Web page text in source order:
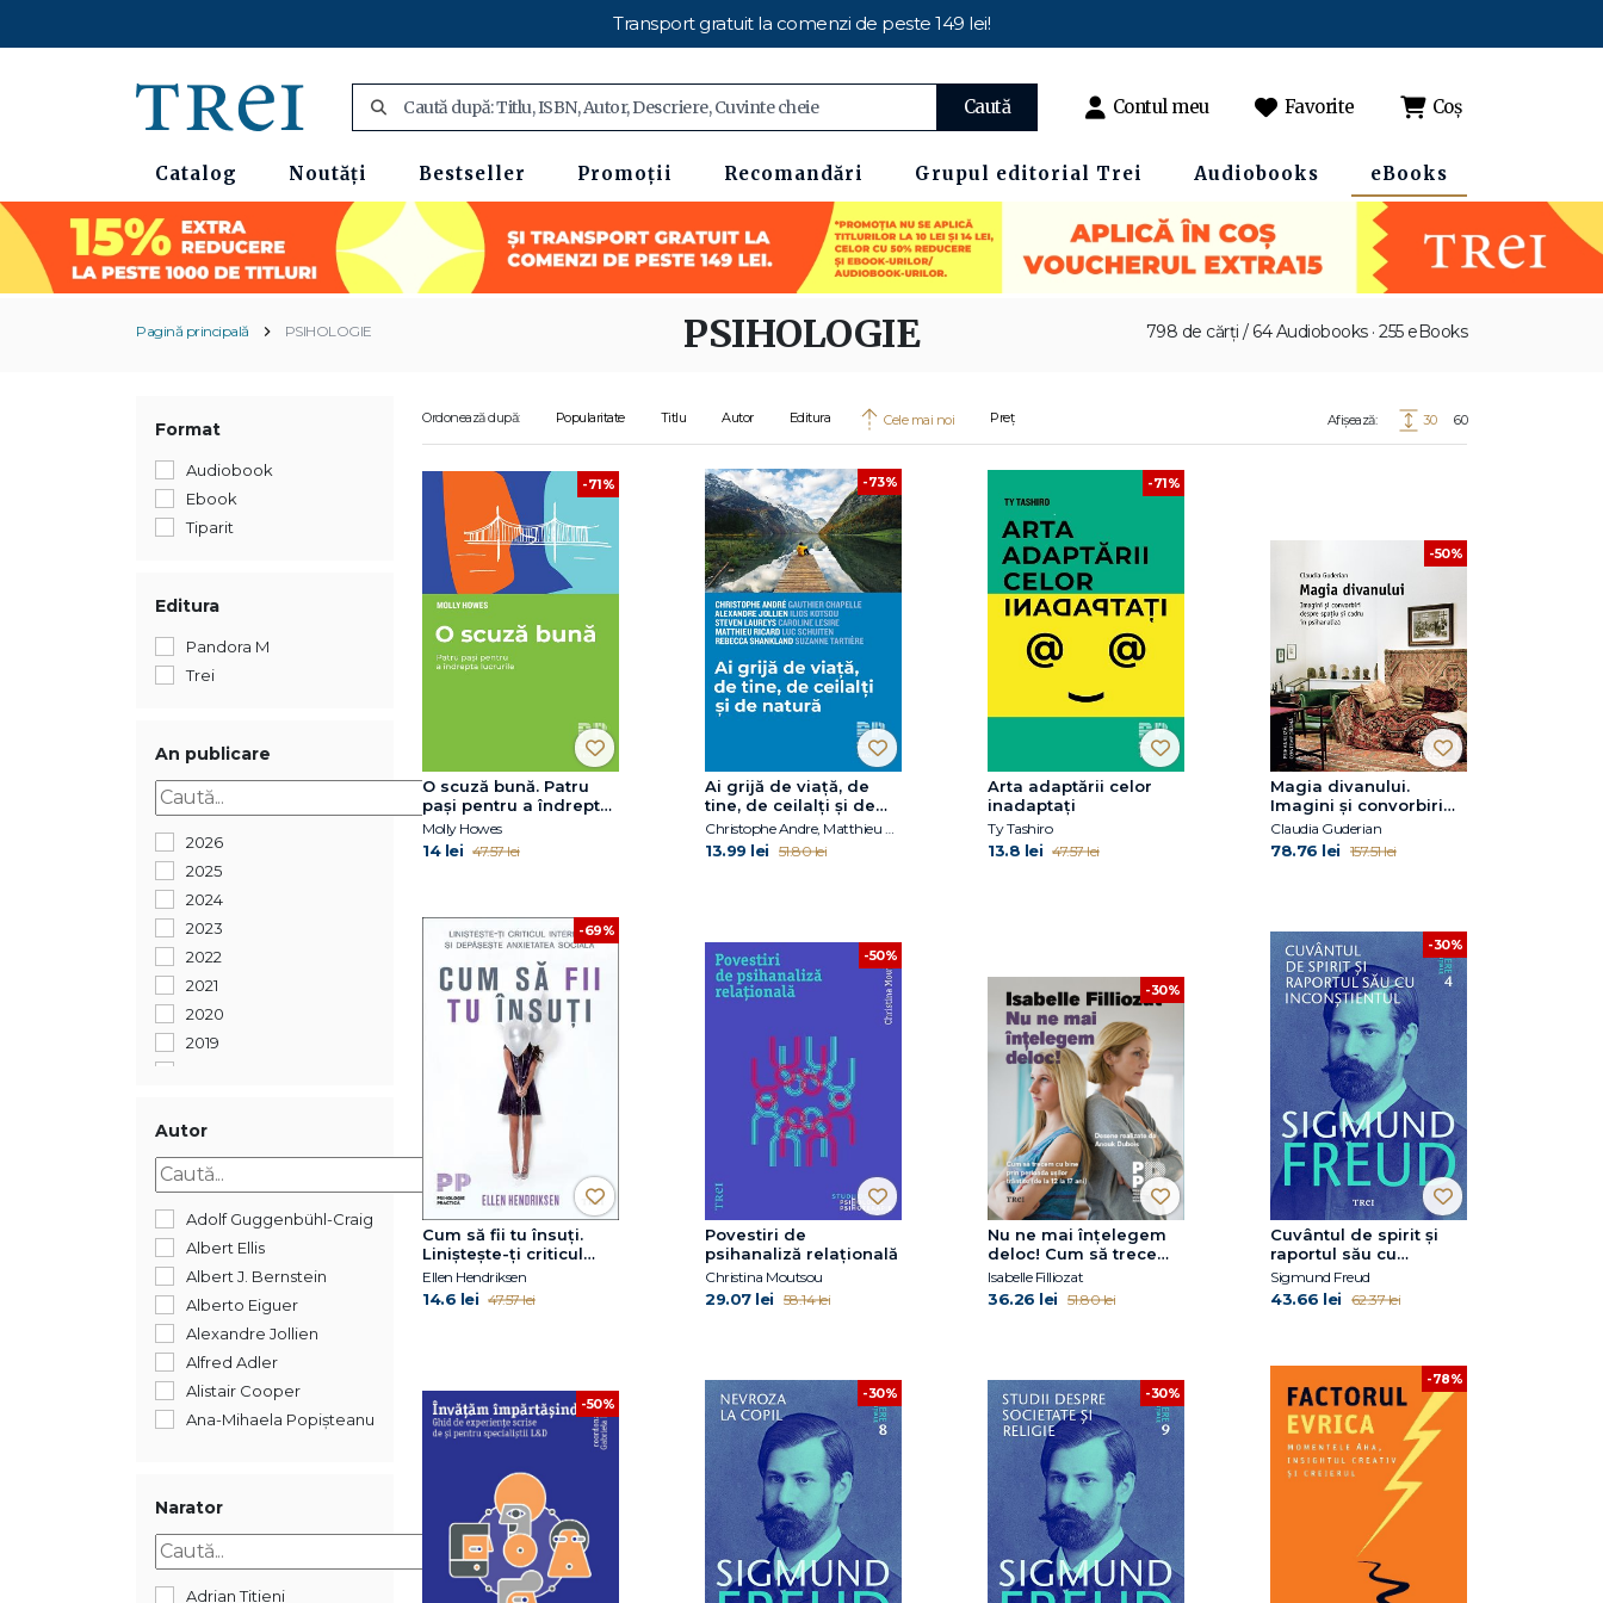
Transport gratuit la comenzi de peste 149 lei!
Caută Contul meu Favorite Coș
Catalog Noutăți Bestseller Promoții Recomandări Grupul editorial Trei Audiobooks eBooks
Pagină principală PSIHOLOGIE 798 de cărți / 64 Audiobooks · 255 eBooks
PSIHOLOGIE
Format
Audiobook
Ebook
Tiparit
Editura
Pandora M
Trei
An publicare
2026
2025
2024
2023
2022
2021
2020
2019
2016
2015
2014
2013
2012
2011
2010
2009
2008
2007
2006
1900
Autor
Adolf Guggenbühl-Craig
Albert Ellis
Albert J. Bernstein
Alberto Eiguer
Alexandre Jollien
Alfred Adler
Alistair Cooper
Ana-Mihaela Popișteanu
Andrew Samuels
André Muzo &
Christophe
Anne Ancelin
Narator
Adrian Titieni
Ordonează după: Popularitate Titlu Autor Editura Cele mai noi Preț Afișează: 30 60
-71%
O scuză bună. Patru
pași pentru a îndrepta
lucrurile
Molly Howes
14 lei 47.57 lei
-73%
Ai grijă de viață, de
tine, de ceilalți și de
natură
Christophe Andre, Matthieu Ricard, Alexandre Jollien, Steven Laureys, Rebecca Shankland
13.99 lei 51.80 lei
-71%
Arta adaptării celor
inadaptați
Ty Tashiro
13.8 lei 47.57 lei
-50%
Magia divanului.
Imagini și convorbiri
despre spațiu și cadru
în psihanaliză
Claudia Guderian
78.76 lei 157.51 lei
-69%
Cum să fii tu însuți.
Liniștește-ți criticul
interior și depășește
anxietatea socială
Ellen Hendriksen
14.6 lei 47.57 lei
-50%
Povestiri de
psihanaliză relațională
Christina Moutsou
29.07 lei 58.14 lei
-30%
Nu ne mai înțelegem
deloc! Cum să trecem
cu bine prin perioada
ușilor trântite (de la 12
la 17 ani)
Isabelle Filliozat
36.26 lei 51.80 lei
-30%
Cuvântul de spirit și
raportul său cu
inconștientul - Opere
Esenţiale, vol. 4
Sigmund Freud
43.66 lei 62.37 lei
-50%
-30% -30%
-78%